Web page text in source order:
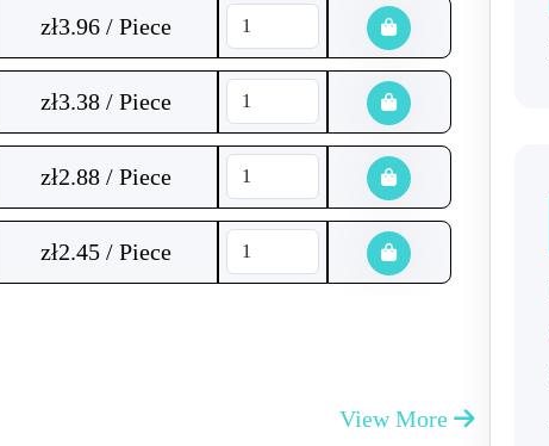
zł3.96 / Piece
zł3.38 / Piece
zł2.88 / Piece
zł2.45 / Piece
View More